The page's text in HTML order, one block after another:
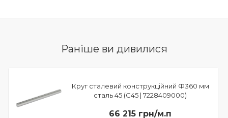
Раніше ви дивилися
Круг сталевий конструкційний Ф360 мм
сталь 45 (C45 | 7228409000)
66 215 грн/м.п